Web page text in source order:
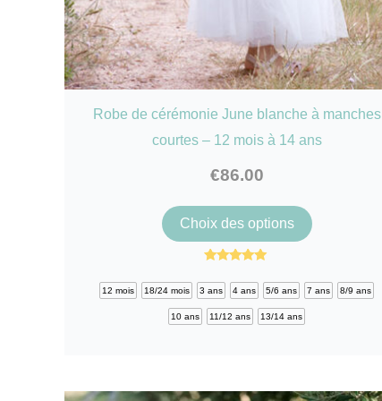
Robe de cérémonie June blanche à manches
courtes – 12 mois à 14 ans
€86.00
Choix des options
plusieurs
peuvent
4.92
sur 5
12 mois 18/24 mois 3 ans 4 ans 5/6 ans 7 ans 8/9 ans
10 ans 11/12 ans 13/14 ans